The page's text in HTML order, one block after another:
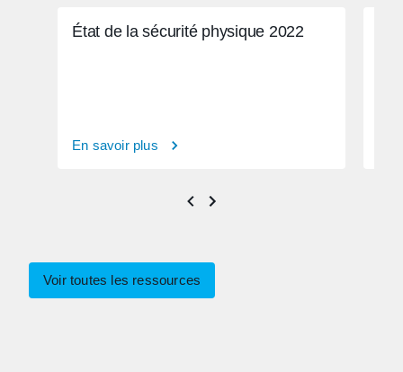
État de la sécurité physique 2022
En savoir plus
Voir toutes les ressources